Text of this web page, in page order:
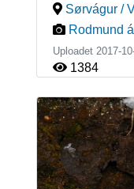
Sørvágur /
Rodmund
Uploadet 2017-
1384